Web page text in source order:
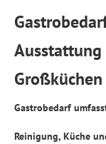
Großküchen
Gastrobedarf
Reinigung, Küche